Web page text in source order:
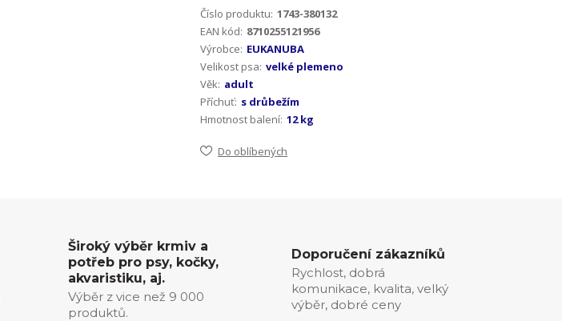
Číslo produktu: 1743-380132
EAN kód: 8710255121956
Výrobce: EUKANUBA
Velikost psa: velké plemeno
Věk: adult
Příchuť: s drůbežím
Hmotnost balení: 12 kg
Do oblíbených
Široký výběr krmiv a
potřeb pro psy, kočky,
akvaristiku, aj.
Výběr z vice než 9 000
produktů.
Doporučení zákazníků
Rychlost, dobrá
komunikace, kvalita, velký
výběr, dobré ceny